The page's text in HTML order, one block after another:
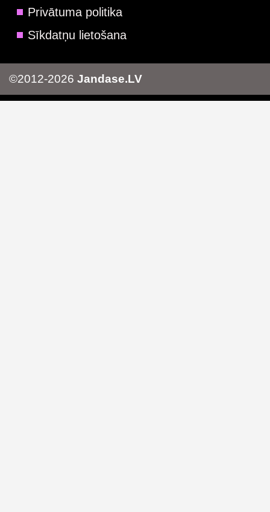
Privātuma politika
Sīkdatņu lietošana
©2012-2026 Jandase.LV